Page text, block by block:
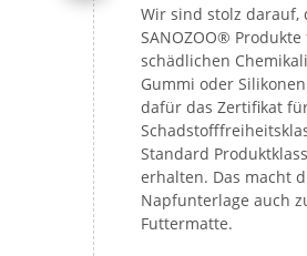
Wir sind stolz darauf,
SANOZOO®
schädlichen
Gummi oder
dafür das Zertifikat
Standard
erhalten. Das macht
Napfunterlage auch
Futtermatte.